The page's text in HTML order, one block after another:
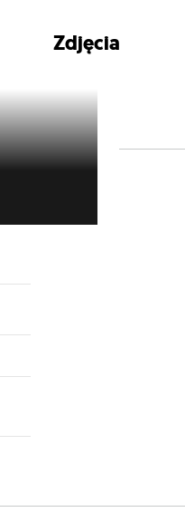
Zdjęcia